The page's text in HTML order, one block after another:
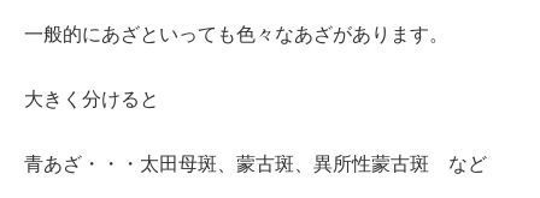
一般的にあざといっても色々なあざがあります。
大きく分けると
青あざ・・・太田母斑、蒙古斑、異所性蒙古斑 など